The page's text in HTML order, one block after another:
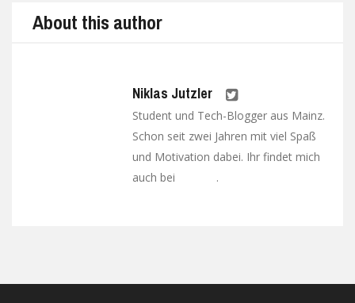
About this author
Niklas Jutzler
Student und Tech-Blogger aus Mainz.
Schon seit zwei Jahren mit viel Spaß
und Motivation dabei. Ihr findet mich
auch bei
.